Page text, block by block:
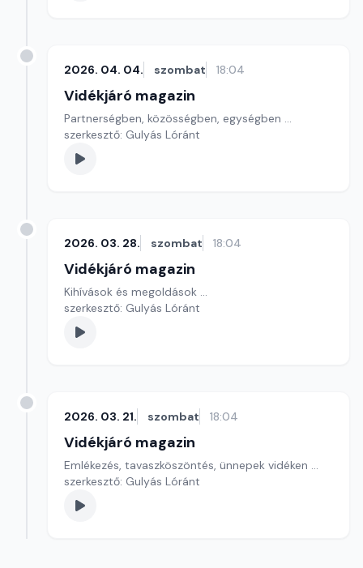
2026. 04. 04. szombat 18:04
Vidékjáró magazin
Partnerségben, közösségben, egységben ...
szerkesztő: Gulyás Lóránt
2026. 03. 28. szombat 18:04
Vidékjáró magazin
Kihívások és megoldások ...
szerkesztő: Gulyás Lóránt
2026. 03. 21. szombat 18:04
Vidékjáró magazin
Emlékezés, tavaszköszöntés, ünnepek vidéken ...
szerkesztő: Gulyás Lóránt